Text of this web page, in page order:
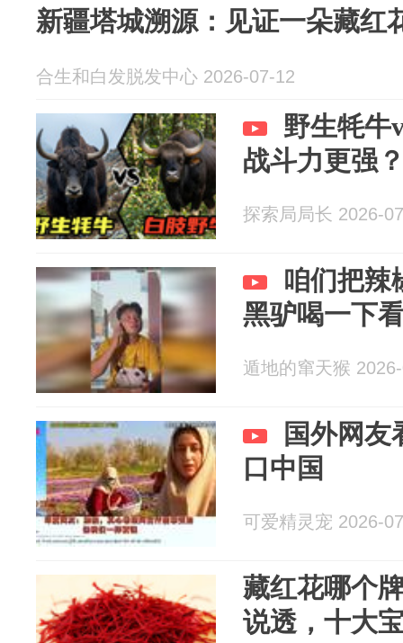
新疆塔城溯源：见证一朵藏红
合生和白发脱发中心 2026-07-12
野生牦牛
战斗力更强
探索局局长 2026-
咱们把辣
黑驴喝一下
遁地的窜天猴
国外网友
口中国
可爱精灵宠 2026-
藏红花哪个
说透，十大